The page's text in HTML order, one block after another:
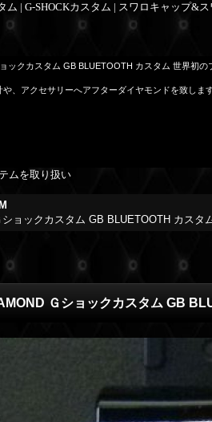
| G-SHOCKカスタム | スワロキャップ
ックカスタム GB BLUETOOTH カスタム 世界初
、アクセサリーへアフターダイヤモンドを致します
ムを取り扱い
ョックカスタム GB BLUETOOTH カスタ
Ｇショックカスタム GB